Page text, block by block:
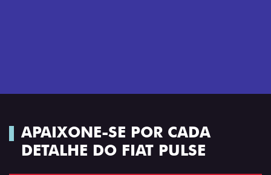
APAIXONE-SE POR CADA
DETALHE DO FIAT PULSE